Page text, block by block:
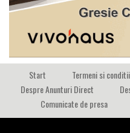
Start Termeni si conditii
Despre Anunturi Direct
Comunicate de presa